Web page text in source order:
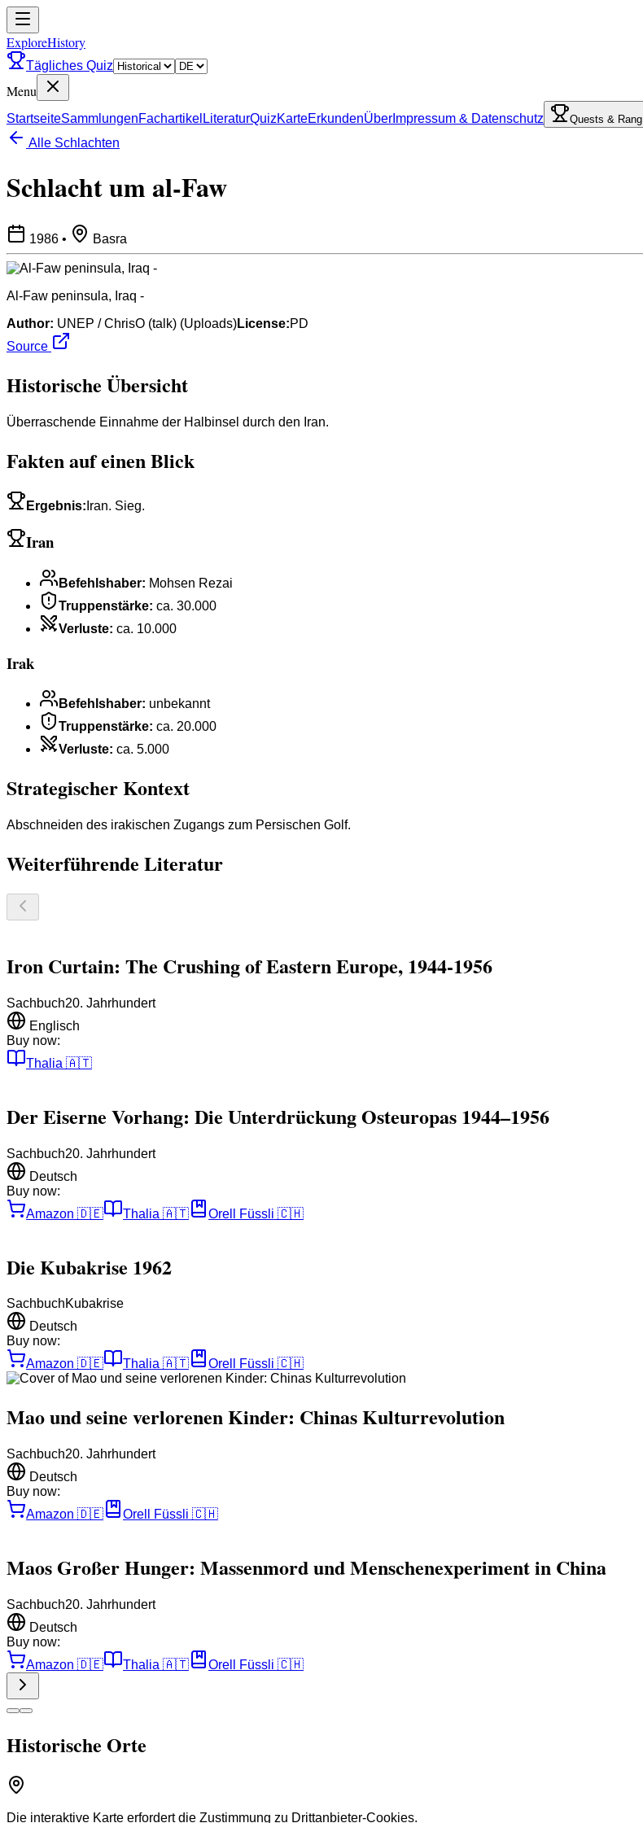
ExploreHistory
Tägliches Quiz
Menu
StartseiteSammlungenFachartikel LiteraturQuizKarteErkundenÜber Impressum & Datenschutz Quests & Rang
Alle Schlachten
Schlacht um al-Faw
1986 • Basra
Al-Faw peninsula, Iraq -
Author: UNEP / ChrisO (talk) (Uploads)License:PD
Source
Historische Übersicht
Überraschende Einnahme der Halbinsel durch den Iran.
Fakten auf einen Blick
Ergebnis: Iran. Sieg.
Iran
Befehlshaber: Mohsen Rezai
Truppenstärke: ca. 30.000
Verluste: ca. 10.000
Irak
Befehlshaber: unbekannt
Truppenstärke: ca. 20.000
Verluste: ca. 5.000
Strategischer Kontext
Abschneiden des irakischen Zugangs zum Persischen Golf.
Weiterführende Literatur
Iron Curtain: The Crushing of Eastern Europe, 1944-1956
Sachbuch20. Jahrhundert
Englisch
Buy now:
Thalia 🇦🇹
Der Eiserne Vorhang: Die Unterdrückung Osteuropas 1944–1956
Sachbuch20. Jahrhundert
Deutsch
Buy now:
Amazon 🇩🇪 Thalia 🇦🇹 Orell Füssli 🇨🇭
Die Kubakrise 1962
SachbuchKubakrise
Deutsch
Buy now:
Amazon 🇩🇪 Thalia 🇦🇹 Orell Füssli 🇨🇭
Mao und seine verlorenen Kinder: Chinas Kulturrevolution
Sachbuch20. Jahrhundert
Deutsch
Buy now:
Amazon 🇩🇪 Orell Füssli 🇨🇭
Maos Großer Hunger: Massenmord und Menschenexperiment in China
Sachbuch20. Jahrhundert
Deutsch
Buy now:
Amazon 🇩🇪 Thalia 🇦🇹 Orell Füssli 🇨🇭
Historische Orte
Die interaktive Karte erfordert die Zustimmung zu Drittanbieter-Cookies.